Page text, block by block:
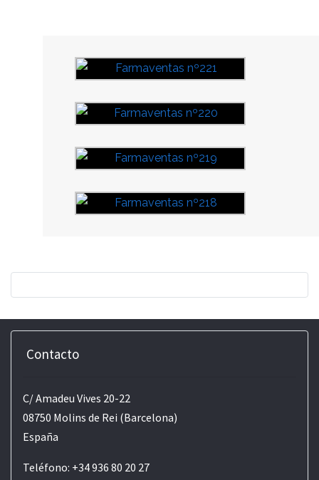
Contacto
C/ Amadeu Vives 20-22
08750 Molins de Rei (Barcelona)
España
Teléfono: +34 936 80 20 27